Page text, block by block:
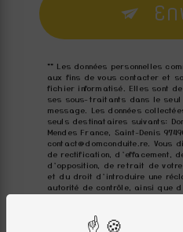
** Les données personnelles
aux fins de vous contacter et
fichier informatisé. Elles sont
ses sous-traitants dans le
message. Les données
seuls destinataires suivants:
Mendes France, Saint-Denis
contact@domconduite.re. Vous
de rectification, d’effacement,
d’opposition, de retrait de
et du droit d’introduire une
autorité de contrôle, ainsi que
données post-mortem. Vous
voie postale à l'adresse 3
Saint-Denis 97490, La Réunion